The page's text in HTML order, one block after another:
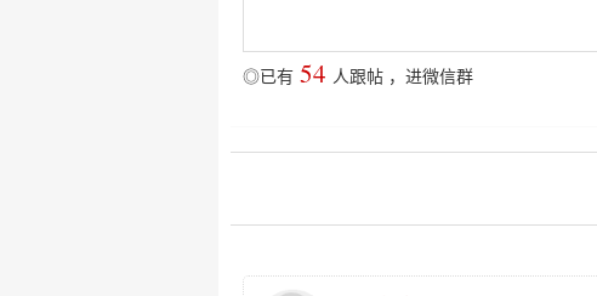
◎已有 54 人跟帖 ， 进微信群